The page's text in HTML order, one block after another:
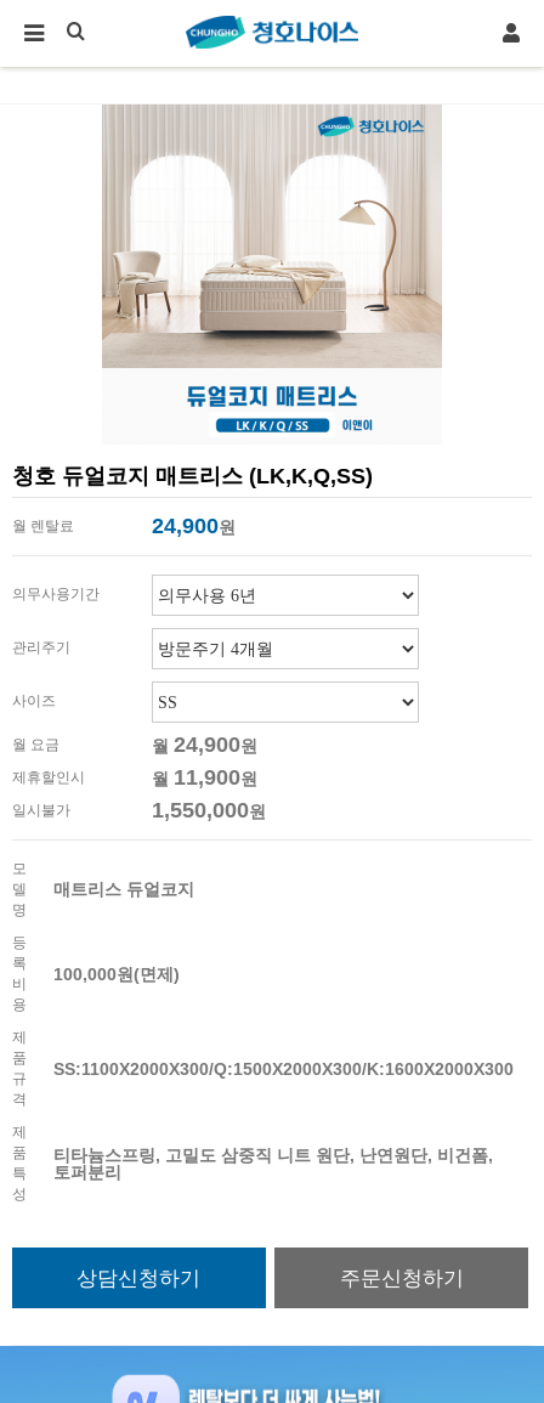
청호 듀얼코지 매트리스 (LK,K,Q,SS)
월 렌탈료 24,900원
의무사용기간
관리주기
사이즈
월 요금 월 24,900원
제휴할인시 월 11,900원
일시불가 1,550,000원
모
델
명
매트리스 듀얼코지
등
록
비
용
100,000원(면제)
제
품
규
격
SS:1100X2000X300/Q:1500X2000X300/K:1600X2000X300
제
품
특
성
티타늄스프링, 고밀도 삼중직 니트 원단, 난연원단, 비건폼,
토퍼분리